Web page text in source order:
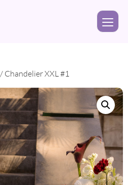
/ Chandelier XXL #1